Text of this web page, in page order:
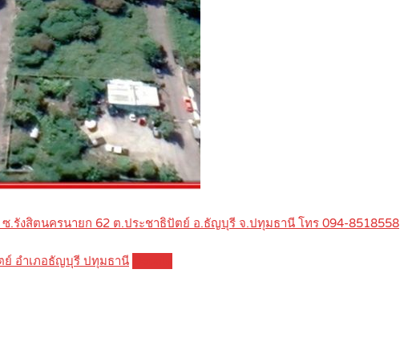
.รังสิตนครนายก 62 ต.ประชาธิปัตย์ อ.ธัญบุรี จ.ปทุมธานี โทร 094-8518558
ย์ อำเภอธัญบุรี ปทุมธานี